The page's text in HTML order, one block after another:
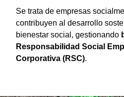
Se trata de empresas
contribuyen al desarrollo
bienestar social, gestionando
Responsabilidad Social
Corporativa (RSC).